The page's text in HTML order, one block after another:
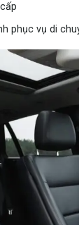
phục vụ di